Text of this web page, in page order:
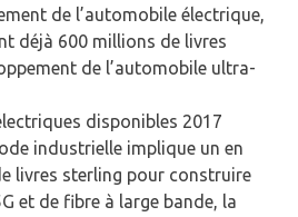
de l’automobile électrique,
déjà 600 millions de livres
de l’automobile ultra-
disponibles 2017
industrielle implique un en
livres sterling pour construire
et de fibre à large bande, la